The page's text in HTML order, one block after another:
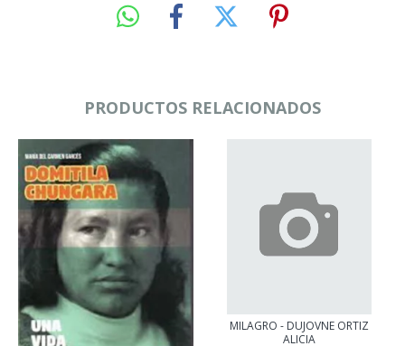
PRODUCTOS RELACIONADOS
MILAGRO - DUJOVNE ORTIZ
ALICIA